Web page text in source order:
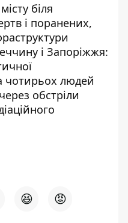
біля
і поранених,
і Запоріжжя:
чотирьох людей
обстріли
😆 😡